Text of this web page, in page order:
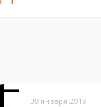
30 января 2019